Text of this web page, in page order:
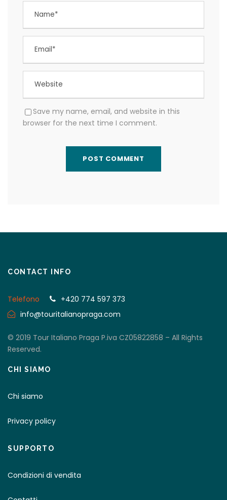
Save my name, email, and website in this
browser for the next time I comment.
CONTACT INFO
Telefono
+420 774 597 373
info@touritalianopraga.com
© 2019 Tour Italiano Praga P.iva CZ05822858 – All Rights
Reserved.
CHI SIAMO
Chi siamo
Privacy policy
SUPPORTO
Condizioni di vendita